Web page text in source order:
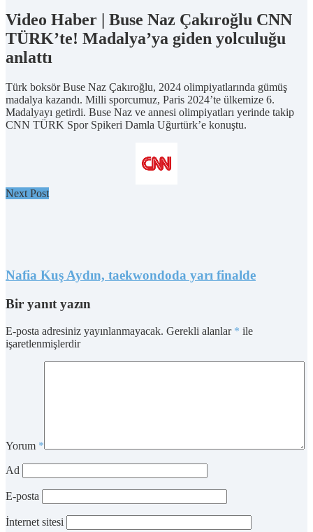
Video Haber | Buse Naz Çakıroğlu CNN
TÜRK’te! Madalya’ya giden yolculuğu
anlattı
Türk boksör Buse Naz Çakıroğlu, 2024 olimpiyatlarında gümüş
madalya kazandı. Milli sporcumuz, Paris 2024’te ülkemize 6.
Madalyayı getirdi. Buse Naz ve annesi olimpiyatları yerinde takip
CNN TÜRK Spor Spikeri Damla Uğurtürk’e konuştu.
Next Post
Nafia Kuş Aydın, taekwondoda yarı finalde
Bir yanıt yazın
E-posta adresiniz yayınlanmayacak. Gerekli alanlar * ile
işaretlenmişlerdir
Yorum *
Ad
E-posta
İnternet sitesi